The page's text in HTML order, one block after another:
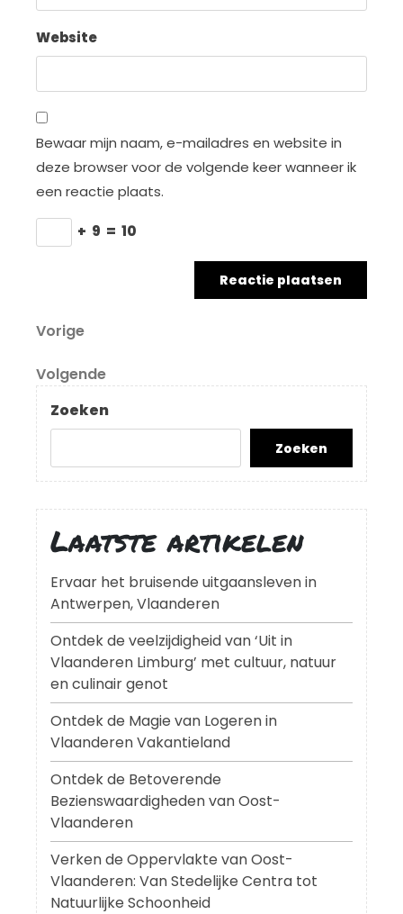
Website
Bewaar mijn naam, e-mailadres en website in
deze browser voor de volgende keer wanneer ik
een reactie plaats.
+ 9 = 10
Berichtnavigatie
Vorig
Vorige
Volgend
bericht
Volgende
Zoeken
Zoeken
Laatste artikelen
Ervaar het bruisende uitgaansleven in
Antwerpen, Vlaanderen
Ontdek de veelzijdigheid van ‘Uit in
Vlaanderen Limburg’ met cultuur, natuur
en culinair genot
Ontdek de Magie van Logeren in
Vlaanderen Vakantieland
Ontdek de Betoverende
Bezienswaardigheden van Oost-
Vlaanderen
Verken de Oppervlakte van Oost-
Vlaanderen: Van Stedelijke Centra tot
Natuurlijke Schoonheid